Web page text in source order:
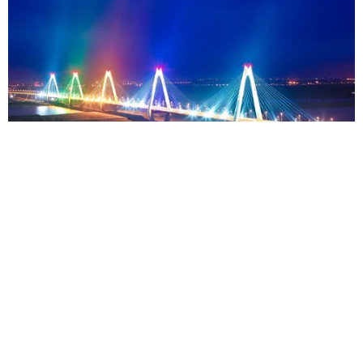
vietnamplus2008@gmail.com
© Bản quyền thuộc về VietnamPlus, TTXVN. Cấm sao chép dưới
mọi hình thức nếu không có sự chấp thuận bằng văn bản.